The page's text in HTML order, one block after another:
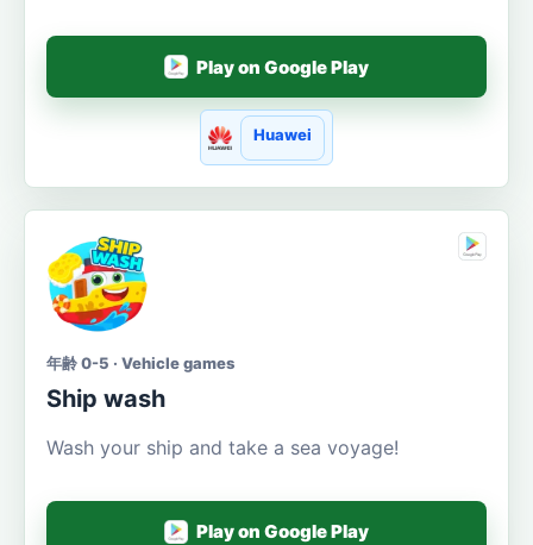
Play on Google Play
Huawei
年齢 0-5 · Vehicle games
Ship wash
Wash your ship and take a sea voyage!
Play on Google Play